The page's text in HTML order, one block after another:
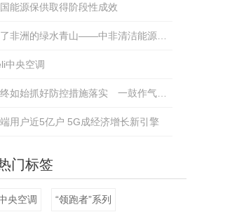
能源保供取得阶段性成效
为了非洲的绿水青山——中非清洁能源合作助推非洲绿色转型
中央空调
慎终如始抓好防控措施落实 一鼓作气打赢疫情防控歼灭战
用户近5亿户 5G成经济增长新引擎
门标签
央空调 “领跑者”系列